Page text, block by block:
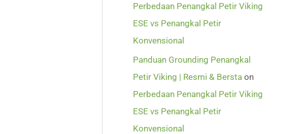
Perbedaan Penangkal Petir Viking
ESE vs Penangkal Petir
Konvensional
Panduan Grounding Penangkal
Petir Viking | Resmi & Bersta on
Perbedaan Penangkal Petir Viking
ESE vs Penangkal Petir
Konvensional